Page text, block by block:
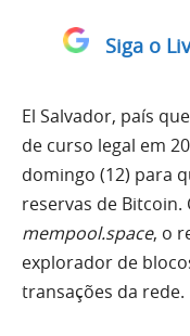
Siga o
El Salvador, país
de curso legal em
domingo (12) para
reservas de Bitcoin.
mempool.space, o
explorador de
transações da rede.